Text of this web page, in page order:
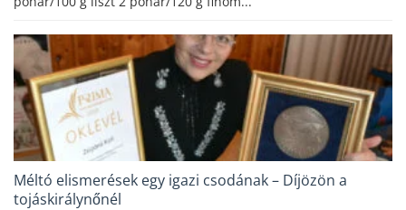
Méltó elismerések egy igazi csodának – Díjözön a
tojáskirálynőnél